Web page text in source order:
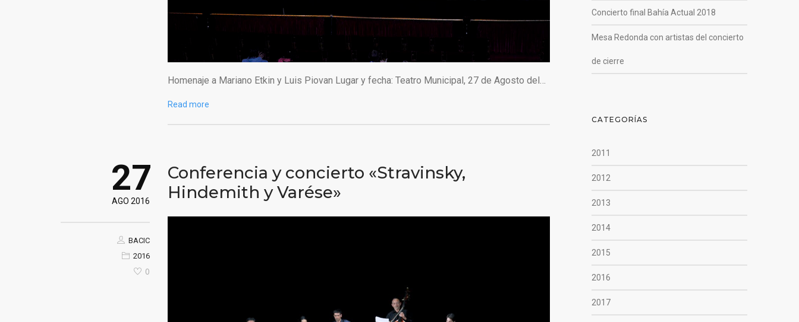
Homenaje a Mariano Etkin y Luis Piovan Lugar y fecha: Teatro Municipal, 27 de Agosto del…
Read more
27
AGO 2016
BACIC
2016
0
Conferencia y concierto «Stravinsky,
Hindemith y Varése»
Concierto final Bahía Actual 2018
Mesa Redonda con artistas del concierto
de cierre
CATEGORÍAS
2011
2012
2013
2014
2015
2016
2017